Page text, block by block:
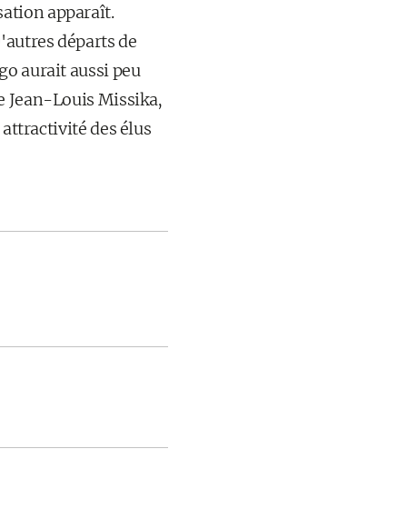
apparaît.
départs de
aurait aussi peu
Jean-Louis Missika,
des élus